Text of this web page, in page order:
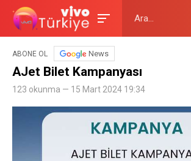
ABONE OL News
AJet Bilet Kampanyası
123 okunma — 15 Mart 2024 19:34